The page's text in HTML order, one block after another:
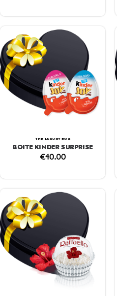
THE LUXURY BOX
BOITE KINDER SURPRISE
€40.00